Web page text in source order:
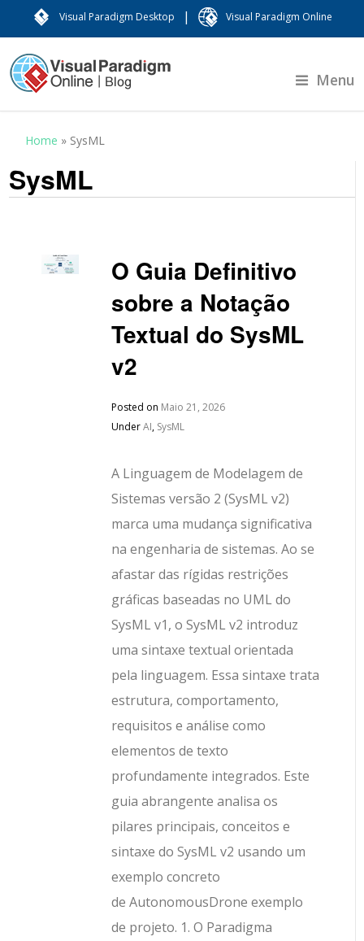
Visual Paradigm Desktop | Visual Paradigm Online
Menu
Home » SysML
SysML
O Guia Definitivo
sobre a Notação
Textual do SysML
v2
Posted on Maio 21, 2026
UnderAI, SysML
A Linguagem de Modelagem de
Sistemas versão 2 (SysML v2)
marca uma mudança significativa
na engenharia de sistemas. Ao se
afastar das rígidas restrições
gráficas baseadas no UML do
SysML v1, o SysML v2 introduz
uma sintaxe textual orientada
pela linguagem. Essa sintaxe trata
estrutura, comportamento,
requisitos e análise como
elementos de texto
profundamente integrados. Este
guia abrangente analisa os
pilares principais, conceitos e
sintaxe do SysML v2 usando um
exemplo concreto
de AutonomousDrone exemplo
de projeto. 1. O Paradigma